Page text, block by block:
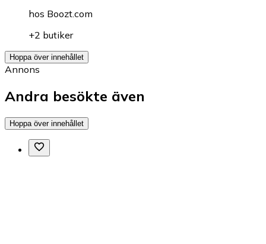
hos Boozt.com
+2 butiker
Hoppa över innehållet
Annons
Andra besökte även
Hoppa över innehållet